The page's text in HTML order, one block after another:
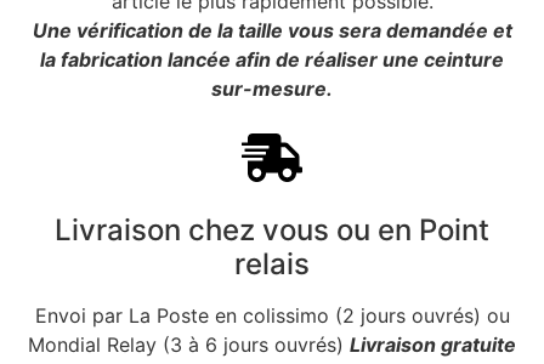
Une vérification de la taille vous sera demandée et
la fabrication lancée afin de réaliser une ceinture
sur-mesure.
Livraison chez vous ou en Point
relais
Envoi par La Poste en colissimo (2 jours ouvrés) ou
Mondial Relay (3 à 6 jours ouvrés) Livraison gratuite